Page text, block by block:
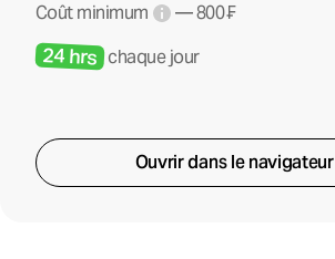
Coût minimum — 800 ₣
24 hrs chaque jour
Ouvrir dans le navigateur